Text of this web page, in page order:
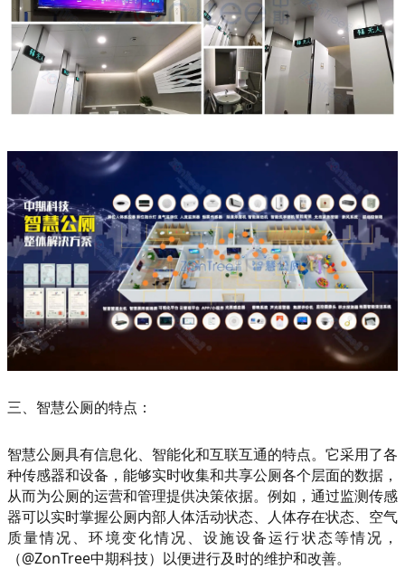
三、智慧公厕的特点：
智慧公厕具有信息化、智能化和互联互通的特点。它采用了各
种传感器和设备，能够实时收集和共享公厕各个层面的数据，
从而为公厕的运营和管理提供决策依据。例如，通过监测传感
器可以实时掌握公厕内部人体活动状态、人体存在状态、空气
质量情况、环境变化情况、设施设备运行状态等情况，
（@ZonTree中期科技）以便进行及时的维护和改善。